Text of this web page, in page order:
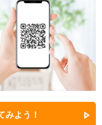
みよう！